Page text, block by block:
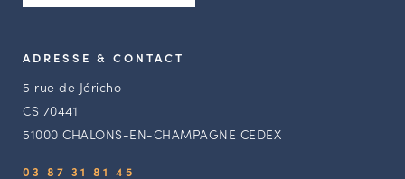
ADRESSE & CONTACT
5 rue de Jéricho
CS 70441
51000 CHALONS-EN-CHAMPAGNE CEDEX
03 87 31 81 45